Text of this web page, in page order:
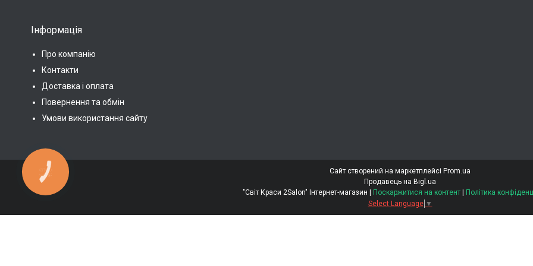
Інформація
Про компанію
Контакти
Доставка і оплата
Повернення та обмін
Умови використання сайту
Сайт створений на маркетплейсі Prom.ua
Продавець на Bigl.ua
Поскаржитися на контент
Політика
Select Language ▼
КНОПКА
ЗВ'ЯЗКУ